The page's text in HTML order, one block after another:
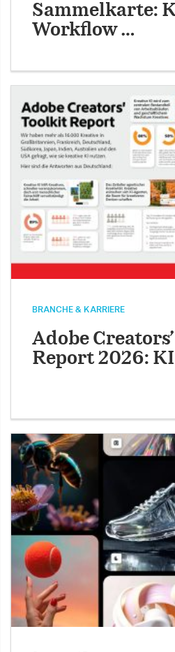
Sammelkarte:
Workflow …
BRANCHE & KARRIERE
Adobe
Report 2026: